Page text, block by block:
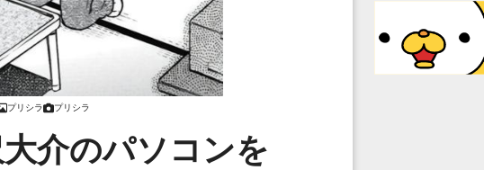
プリシラ プリシラ
介のパソコンを